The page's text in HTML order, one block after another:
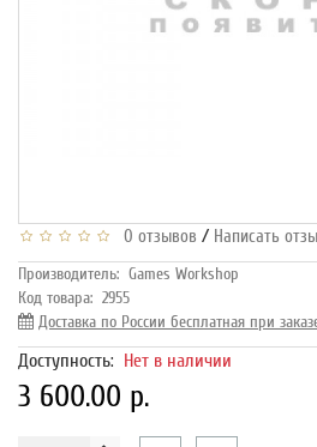
0 отзывов / Написать
Производитель: Games Workshop
Код товара: 2955
Доставка по России бесплатная при
Доступность: Нет в наличии
3 600.00 р.